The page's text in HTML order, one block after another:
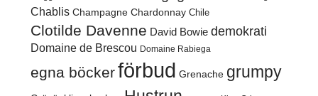
Chablis Champagne Chardonnay Chile
Clotilde Davenne David Bowie demokrati
Domaine de Brescou Domaine Rabiega
egna böckerförbud Grenache grumpy